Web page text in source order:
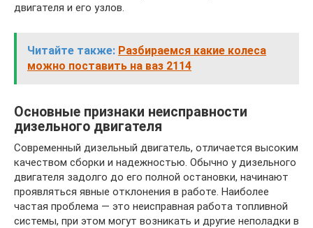
двигателя и его узлов.
Читайте также: Разбираемся какие колеса
можно поставить на ваз 2114
Основные признаки неисправности
дизельного двигателя
Современный дизельный двигатель, отличается высоким
качеством сборки и надежностью. Обычно у дизельного
двигателя задолго до его полной остановки, начинают
проявляться явные отклонения в работе. Наиболее
частая проблема — это неисправная работа топливной
системы, при этом могут возникать и другие неполадки в